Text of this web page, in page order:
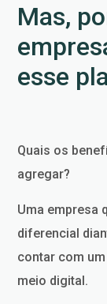
Mas,
esse
Quais os
agregar?
Uma empresa
diferencial
contar com
meio digital.